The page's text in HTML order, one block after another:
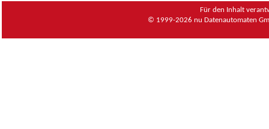
Für den Inhalt
© 1999-2026 nu Datenautomaten